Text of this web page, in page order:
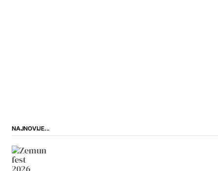
NAJNOVIJE...